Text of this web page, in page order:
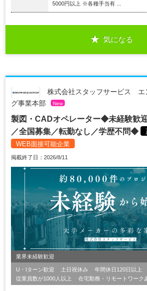
5000円以上 ※各種手当有 ...
気になる
株式会社スタッフサービス エ
グ事業本部
New
製図・CADオペレーター◆未経験歓
／全国募集／転勤なし／学歴不問◆
WEB面接可能企業
掲載終了日：2026/8/11
業界未経験歓迎
U・Iターン歓迎 土日祝休み
年間休日120日以上
従業員数が1000人以上
在宅勤務・リモートワーク